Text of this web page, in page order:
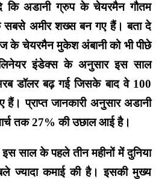
कि अडानी ग्रुप के चेयरमैन गौतम
सबसे अमीर शख्स बन गए हैं। बता दे
के चेयरमैन मुकेश अंबानी को भी पीछे
इंडेक्स के अनुसार इस साल
डॉलर बढ़ गई जिसके बाद वे 100
प्राप्त जानकारी अनुसार अडानी
तक 27% की उछाल आई है।
साल के पहले तीन महीनों में दुनिया
ज्यादा कमाई की है। इसकी मुख्य